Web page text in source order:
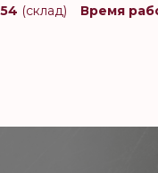
(склад) Время